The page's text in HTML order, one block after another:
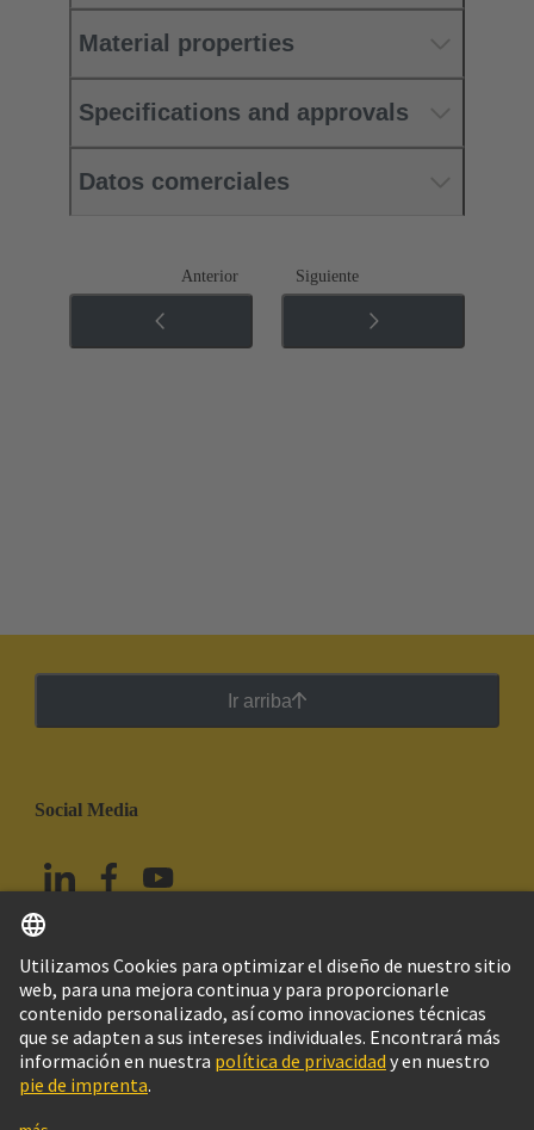
Material properties
Specifications and approvals
Datos comerciales
Anterior Siguiente
Ir arriba
Social Media
México Español
© HARTING Technology Group